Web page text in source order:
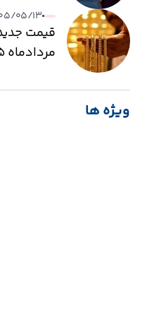
۱۴۰۵/۰۵/۱۳
مردادماه ۱۴۰۵/ جدول
ویژه ها